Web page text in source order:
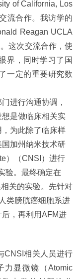
of California, Los
流合作。我访学的
Reagan UCLA
这次交流合作，使
界，同时学习了国
一定的重要研究数
进行沟通协调，
是做临床相关实
为此除了临床样
加州纳米技术研
）（CNSI ）进行
验。最终确定在
关的实验。先针对
类膀胱癌细胞系进
，再利用AFM进
CNSI相关人员进行
力显微镜（Atomic